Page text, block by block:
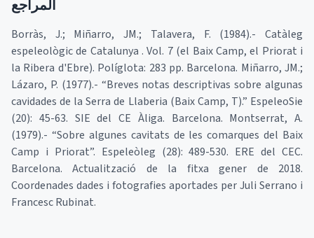
المراجع
Borràs, J.; Miñarro, JM.; Talavera, F. (1984).- Catàleg
espeleològic de Catalunya . Vol. 7 (el Baix Camp, el Priorat i
la Ribera d'Ebre). Políglota: 283 pp. Barcelona. Miñarro, JM.;
Lázaro, P. (1977).- “Breves notas descriptivas sobre algunas
cavidades de la Serra de Llaberia (Baix Camp, T).” EspeleoSie
(20): 45-63. SIE del CE Àliga. Barcelona. Montserrat, A.
(1979).- “Sobre algunes cavitats de les comarques del Baix
Camp i Priorat”. Espeleòleg (28): 489-530. ERE del CEC.
Barcelona. Actualització de la fitxa gener de 2018.
Coordenades dades i fotografies aportades per Juli Serrano i
Francesc Rubinat.